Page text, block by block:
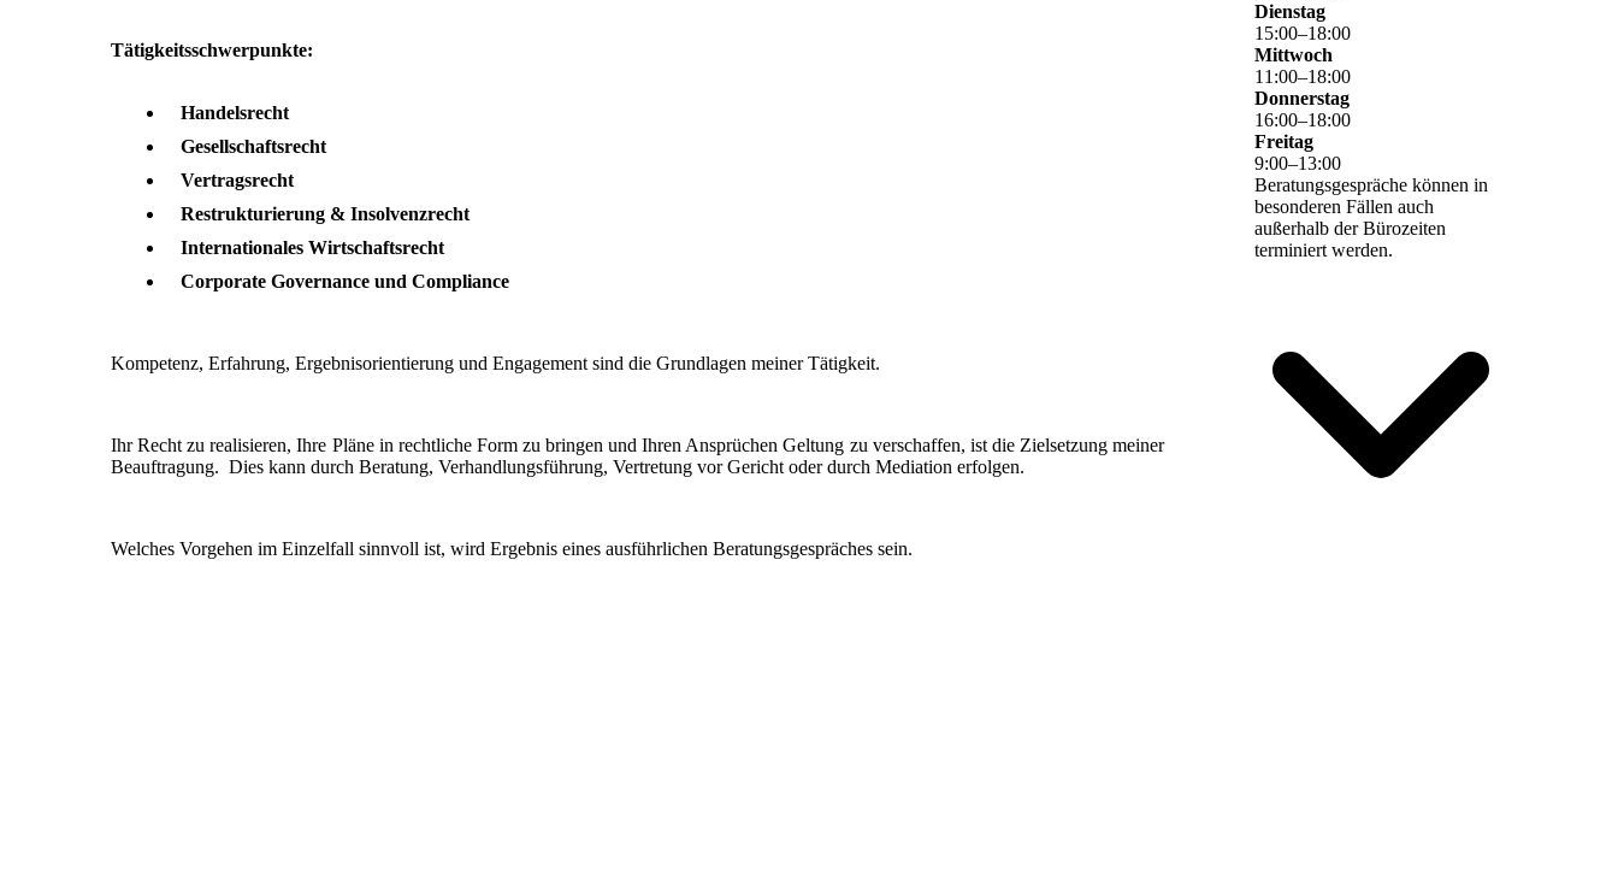
Tätigkeitsschwerpunkte:
Handelsrecht
Gesellschaftsrecht
Vertragsrecht
Restrukturierung & Insolvenzrecht
Internationales Wirtschaftsrecht
Corporate Governance und Compliance
Kompetenz, Erfahrung, Ergebnisorientierung und Engagement sind die Grundlagen meiner Tätigkeit.
Ihr Recht zu realisieren, Ihre Pläne in rechtliche Form zu bringen und Ihren Ansprüchen Geltung zu verschaffen, ist die Zielsetzung meiner
Beauftragung. Dies kann durch Beratung, Verhandlungsführung, Vertretung vor Gericht oder durch Mediation erfolgen.
Welches Vorgehen im Einzelfall sinnvoll ist, wird Ergebnis eines ausführlichen Beratungsgespräches sein.
Dienstag
15:00–18:00
Mittwoch
11 :00–18:00
Donnerstag
16:00–18:00
Freitag
9:00–13:00
Beratungsgespräche können in
besonderen Fällen auch
außerhalb der Bürozeiten
terminiert werden.